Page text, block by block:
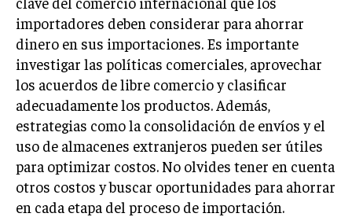
importadores deben considerar para ahorrar
dinero en sus importaciones. Es importante
investigar las políticas comerciales, aprovechar
los acuerdos de libre comercio y clasificar
adecuadamente los productos. Además,
estrategias como la consolidación de envíos y el
uso de almacenes extranjeros pueden ser útiles
para optimizar costos. No olvides tener en cuenta
otros costos y buscar oportunidades para ahorrar
en cada etapa del proceso de importación.